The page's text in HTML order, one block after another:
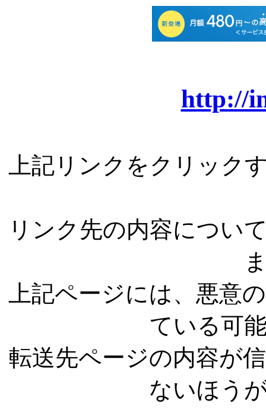
http://
上記リンクをクリック
リンク先の内容につい
上記ページには、悪意
ている可
転送先ページの内容が
ないほう